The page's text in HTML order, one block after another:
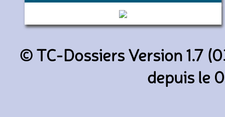
44512 (RATP)
© TC-Dossiers Version 1.7
depuis le